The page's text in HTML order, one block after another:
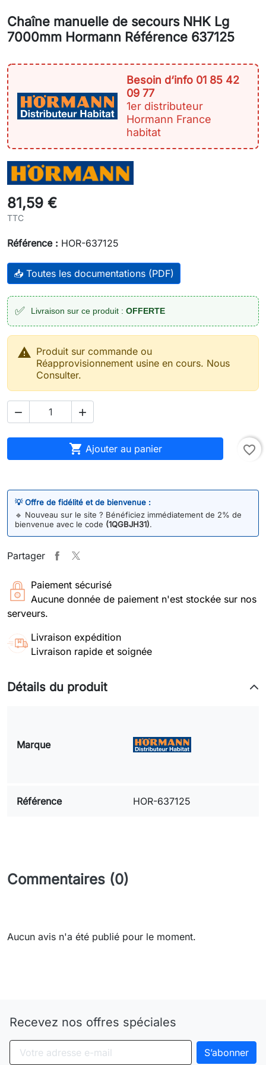
Chaîne manuelle de secours NHK Lg
7000mm Hormann Référence 637125
Besoin d‘info 01 85 42
09 77
1er distributeur
Hormann France
habitat
81,59 €
TTC
Référence : HOR-637125
📥 Toutes les documentations (PDF)
✅ Livraison sur ce produit : OFFERTE
 Produit sur commande ou
Réapprovisionnement usine en cours. Nous
Consulter.
 
 Ajouter au panier favorite_border
💡 Offre de fidélité et de bienvenue :
🔹 Nouveau sur le site ? Bénéficiez immédiatement de 2% de
bienvenue avec le code (1QGBJH31).
Partager
Paiement sécurisé
Aucune donnée de paiement n'est stockée sur nos
serveurs.
Livraison expédition
Livraison rapide et soignée
Détails du produit
Marque
Référence HOR-637125
Commentaires (0)
Aucun avis n'a été publié pour le moment.
Recevez nos offres spéciales